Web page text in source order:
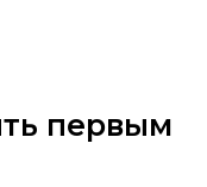
первым